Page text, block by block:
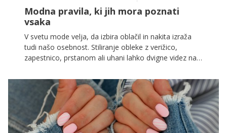
Modna pravila, ki jih mora poznati
vsaka
V svetu mode velja, da izbira oblačil in nakita izraža
tudi našo osebnost. Stiliranje obleke z verižico,
zapestnico, prstanom ali uhani lahko dvigne videz na
enostavno, pa vendarle včasih ni, sploh kadar gre za
posebno priložnost. Ključnega pomena je, da modne
dodatke izberemo premišljeno, in da vam bo pri
naslednjem izbiranju lažje, smo pripravili za vas nekaj
ključnih nasvetov.